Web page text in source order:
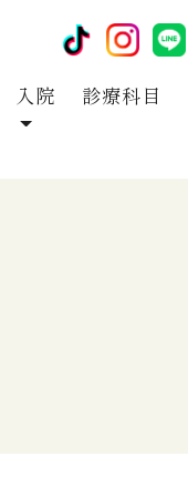
入院 診療科目